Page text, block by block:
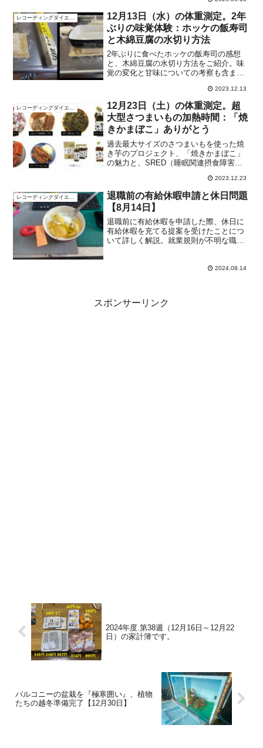
レコーディングダイエット
12月13日（水）の体重測定。2年
ぶりの味覚体験：ホッケの飯寿司
と木綿豆腐の水切り方法
2年ぶりに食べたホッケの飯寿司の感想
と、木綿豆腐の水切り方法をご紹介。味
覚の変化と甘味についての考察も含まれ
2023.12.13
12月23日（土）の体重測定。超
大型さつまいもの加熱時間：「焼
きかまぼこ」ありがとう
過去最大サイズのさつまいもを使った焼
き芋のプロジェクト、「焼きかまぼこ」
の魅力と、SRED（睡眠関連摂食障害）
2023.12.23
レコーディングダイエット
退職前の有給休暇申請と休日問題
【8月14日】
退職前に有給休暇を申請した際、休日に
有給休暇を充てる提案を受けたことにつ
いて詳しく解説。就業規則が不明な職場
2024.08.14
スポンサーリンク
2024年度.第38週（12月16日～12月22
日）の家計簿です。
バルコニーの盆栽を『極寒囲い』、植物
たちの越冬準備完了【12月30日】